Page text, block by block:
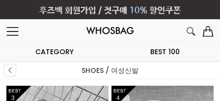
CATEGORY
BEST 100
SHOES / 여성신발
5 6